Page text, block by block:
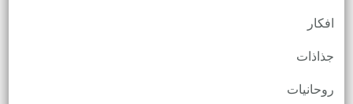
افكار
جذاذات
روحانيات